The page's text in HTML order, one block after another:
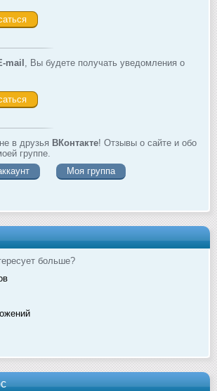
mail , Вы будете получать уведомления о
в друзья ВКонтакте! Отзывы о сайте и обо
группе.
Моя группа
больше?